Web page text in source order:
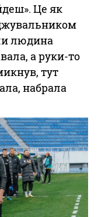
Це як
людина
а руки-то
тут
набрала